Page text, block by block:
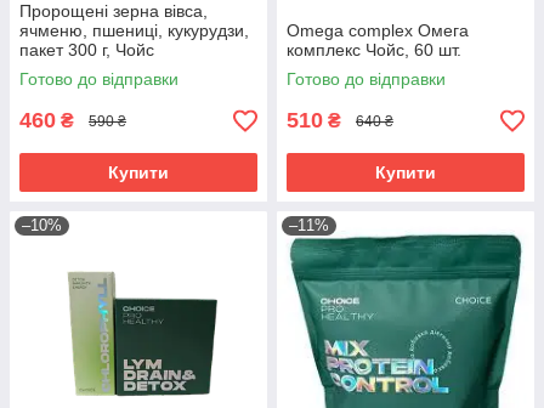
Пророщені зерна вівса,
ячменю, пшениці, кукурудзи,
пакет 300 г, Чойс
Готово до відправки
460 ₴ 590 ₴
Купити
Omega complex Омега
комплекс Чойс, 60 шт.
Готово до відправки
510 ₴ 640 ₴
Купити
–10% –11%